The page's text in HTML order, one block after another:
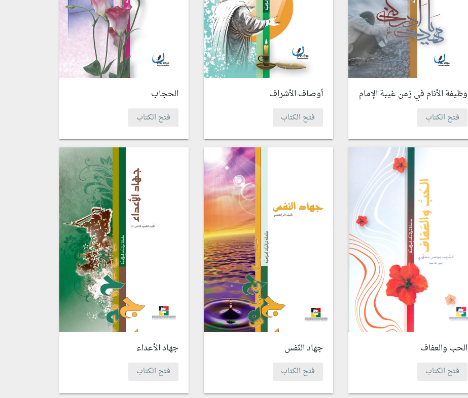
وظيفة الأنام في زمن غيبة الإمام
فتح الكتاب
أوصاف الأشراف
فتح الكتاب
الحجاب
فتح الكتاب
الحب والعفاف
فتح الكتاب
جهاد النّفس
فتح الكتاب
جهاد الأعداء
فتح الكتاب